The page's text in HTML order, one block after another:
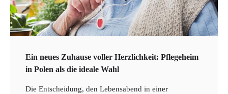
Ein neues Zuhause voller Herzlichkeit: Pflegeheim
in Polen als die ideale Wahl
Die Entscheidung, den Lebensabend in einer